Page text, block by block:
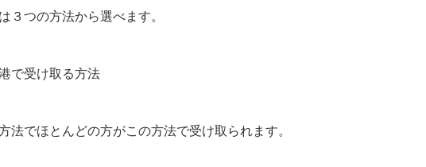
３つの方法から選べます。
で受け取る方法
法でほとんどの方がこの方法で受け取られます。